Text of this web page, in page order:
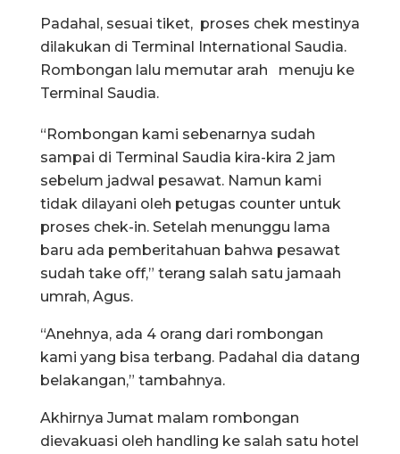
Padahal, sesuai tiket, proses chek mestinya
dilakukan di Terminal International Saudia.
Rombongan lalu memutar arah menuju ke
Terminal Saudia.
“Rombongan kami sebenarnya sudah
sampai di Terminal Saudia kira-kira 2 jam
sebelum jadwal pesawat. Namun kami
tidak dilayani oleh petugas counter untuk
proses chek-in. Setelah menunggu lama
baru ada pemberitahuan bahwa pesawat
sudah take off,” terang salah satu jamaah
umrah, Agus.
“Anehnya, ada 4 orang dari rombongan
kami yang bisa terbang. Padahal dia datang
belakangan,” tambahnya.
Akhirnya Jumat malam rombongan
dievakuasi oleh handling ke salah satu hotel